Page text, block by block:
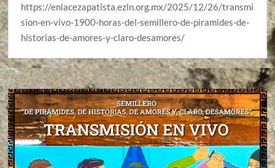
https://enlacezapatista.ezln.org.mx/2025/12/26/transmi
sion-en-vivo-1900-horas-del-semillero-de-piramides-de-
historias-de-amores-y-claro-desamores/